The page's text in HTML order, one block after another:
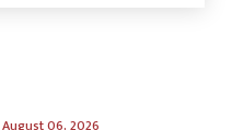
August 06, 2026